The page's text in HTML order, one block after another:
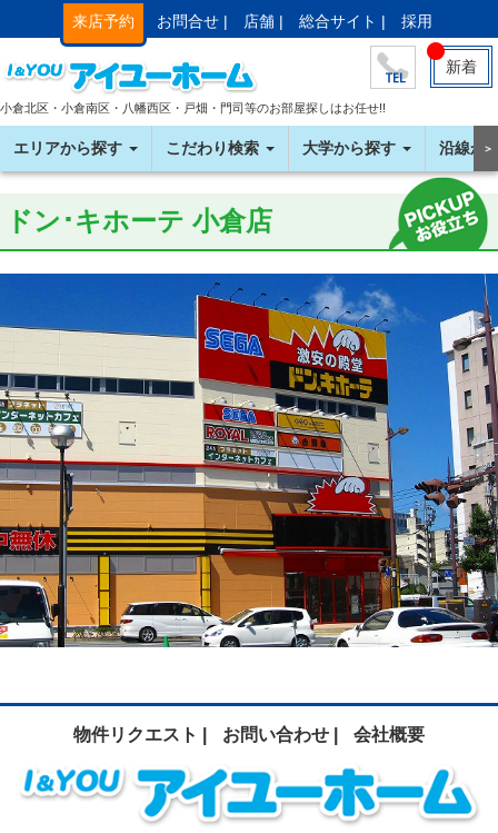
来店予約 お問合せ | 店舗 | 総合サイト | 採用
新着
小倉北区・小倉南区・八幡西区・戸畑・門司等のお部屋探しはお任せ!!
エリアから探す こだわり検索 大学から探す 沿線か＞
ドン･キホーテ 小倉店
物件リクエスト | お問い合わせ | 会社概要